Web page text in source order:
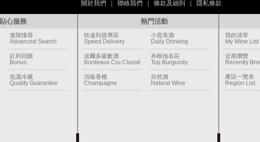
關於我們 ｜ 聯絡我們 ｜ 條款及細則 ｜ 隱私條款
貼心服務
進階搜尋
Advanced Search
紅利回饋
Bonus
低溫冷藏
Quality Guarantee
熱門活動
快速到貨專區
Speed Delivery
小資美酒
Daily Drinking
波爾多級數酒
Bordeaux Cru Classé
布根地名莊
Top Burgundy
頂級香檳
Champagne
自然酒
Natural Wine
我的清單
My Wine List
近期瀏覽
Recently
產區一覽表
Region List